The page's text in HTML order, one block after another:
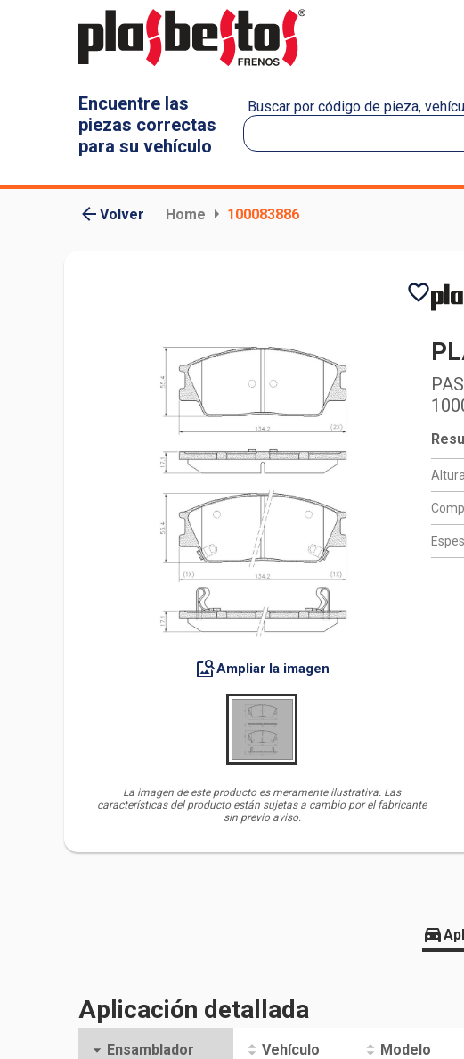
Encuentre las
piezas correctas
para su vehículo
Buscar por código de pieza,
Volver Home 100083886
Ampliar la imagen
La imagen de este producto es meramente ilustrativa. Las
características del producto están sujetas a cambio por el fabricante
sin previo aviso.
Altura
Aplicación detallada
Ensamblador Vehículo Modelo